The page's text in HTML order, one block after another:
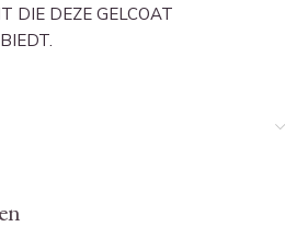
DIE DEZE GELCOAT